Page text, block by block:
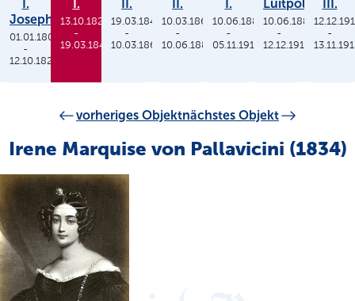
I.
Joseph
01.01.1806
-
12.10.1825
I.
13.10.1825
-
19.03.1848
II.
19.03.1848
-
10.03.1864
II.
10.03.1864
-
10.06.1886
I.
10.06.1886
-
05.11.1913
Luitpold
10.06.1886
-
12.12.1912
III.
-
vorheriges Objektnächstes Objekt
Irene Marquise von Pallavicini (1834)